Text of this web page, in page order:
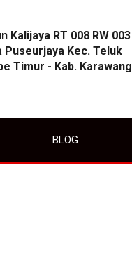
Kalijaya RT 008 RW 003
Puseurjaya Kec. Teluk
Timur - Kab. Karawang
BLOG